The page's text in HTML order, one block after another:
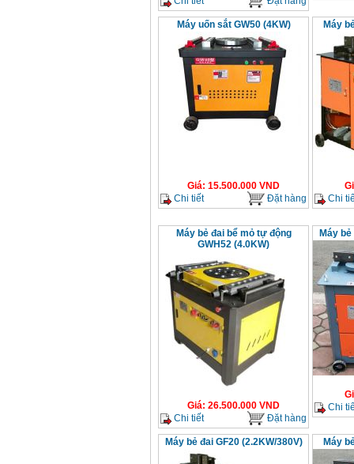
Máy uốn sắt GW50 (4KW)
Giá: 15.500.000 VND
Chi tiết
Đặt hàng
Máy
Chi
Máy bẻ đai bể mỏ tự động
GWH52 (4.0KW)
Giá: 26.500.000 VND
Chi tiết
Đặt hàng
Máy
Chi
Máy bẻ đai GF20 (2.2KW/380V) Máy